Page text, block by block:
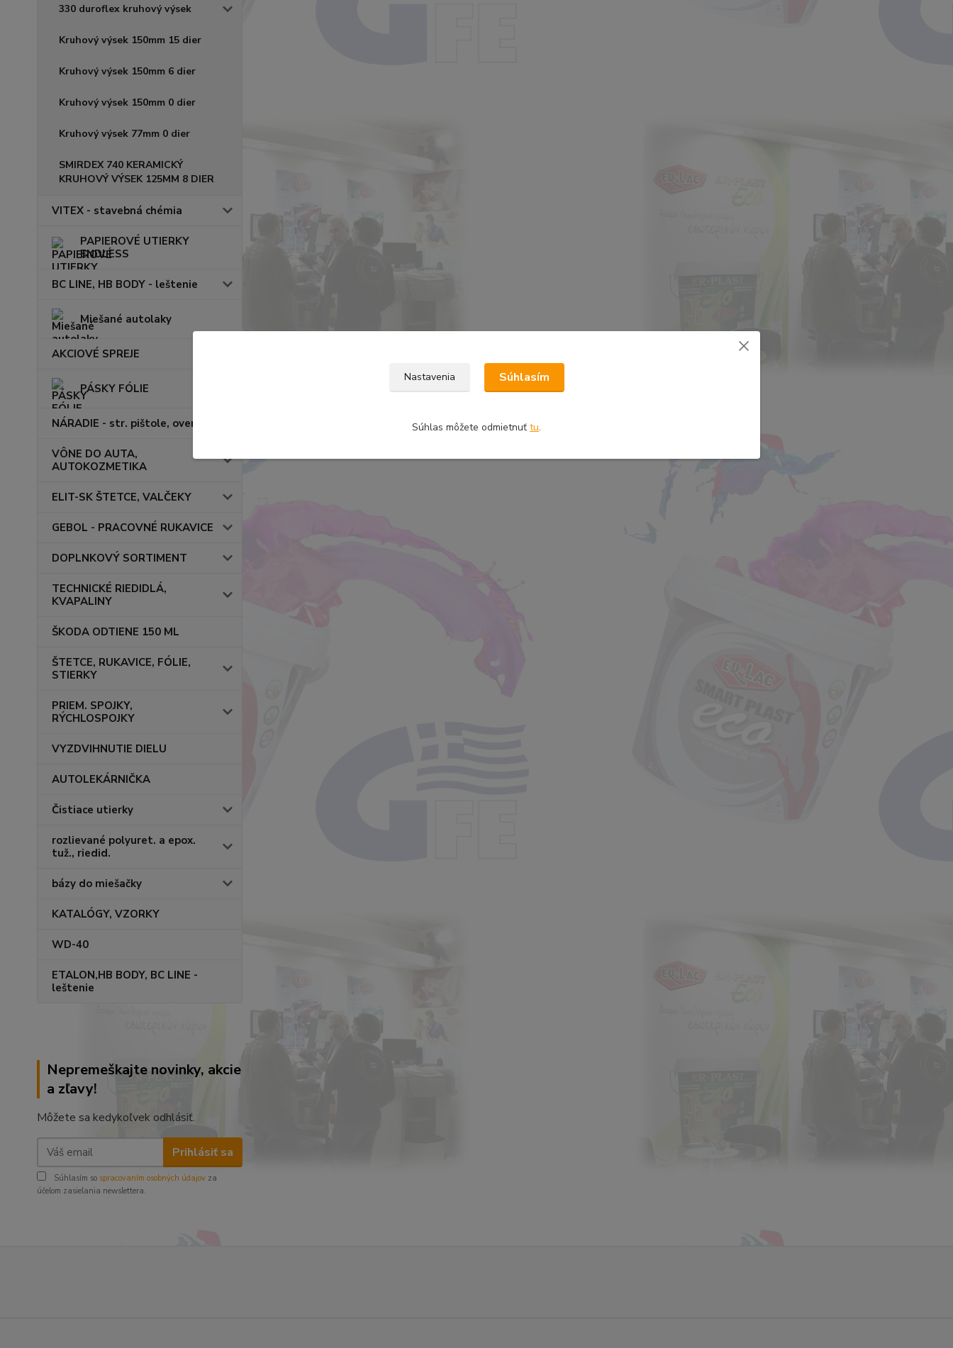
330 duroflex kruhový výsek
Kruhový výsek 150mm 15 dier
Kruhový výsek 150mm 6 dier
Kruhový výsek 150mm 0 dier
Kruhový výsek 77mm 0 dier
SMIRDEX 740 KERAMICKÝ
KRUHOVÝ VÝSEK 125MM 8 DIER
VITEX - stavebná chémia
PAPIEROVÉ UTIERKY
ENDLESS
BC LINE, HB BODY - leštenie
Miešané autolaky
AKCIOVÉ SPREJE
PÁSKY FÓLIE
NÁRADIE - str. pištole, overaly
VÔNE DO AUTA,
AUTOKOZMETIKA
ELIT-SK ŠTETCE, VALČEKY
GEBOL - PRACOVNÉ RUKAVICE
DOPLNKOVÝ SORTIMENT
TECHNICKÉ RIEDIDLÁ,
KVAPALINY
ŠKODA ODTIENE 150 ML
ŠTETCE, RUKAVICE, FÓLIE,
STIERKY
PRIEM. SPOJKY,
RÝCHLOSPOJKY
VYZDVIHNUTIE DIELU
AUTOLEKÁRNIČKA
Čistiace utierky
rozlievané polyuret. a epox.
tuž., riedid.
bázy do miešačky
KATALÓGY, VZORKY
WD-40
ETALON,HB BODY, BC LINE -
leštenie
Nepremeškajte novinky, akcie
a zľavy!
Môžete sa kedykoľvek odhlásiť.
Prihlásiť sa
Súhlasím so spracovaním osobných údajov za
účelom zasielania newslettera.
Nastavenia Súhlasím
Súhlas môžete odmietnuť tu.